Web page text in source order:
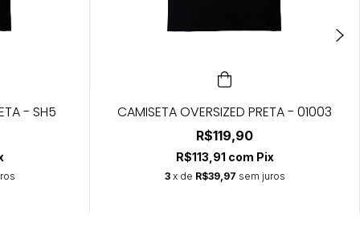
- SH5 CAMISETA OVERSIZED PRETA - 01003
R$119,90
R$113,91 com Pix
3 x de R$39,97 sem juros